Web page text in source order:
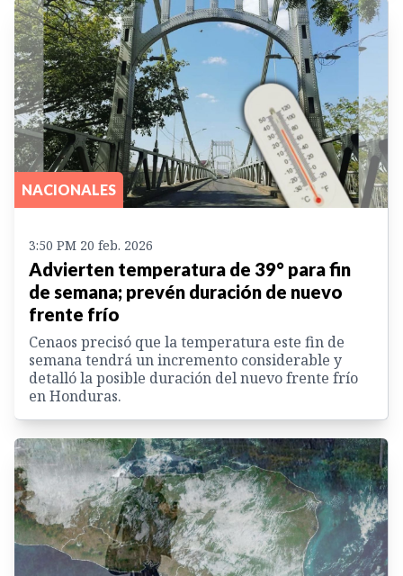
NACIONALES
3:50 PM 20 feb. 2026
Advierten temperatura de 39° para fin
de semana; prevén duración de nuevo
frente frío
Cenaos precisó que la temperatura este fin de
semana tendrá un incremento considerable y
detalló la posible duración del nuevo frente frío
en Honduras.